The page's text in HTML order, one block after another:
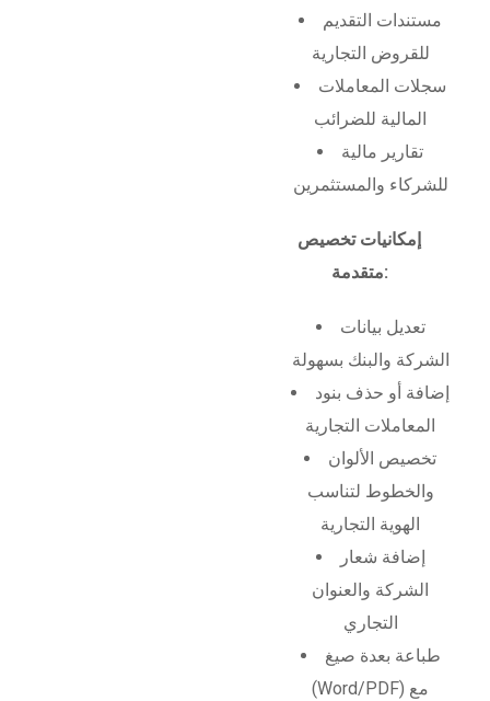
مستندات التقديم
للقروض التجارية
سجلات المعاملات
المالية للضرائب
تقارير مالية
للشركاء والمستثمرين
إمكانيات تخصيص
متقدمة:
تعديل بيانات
الشركة والبنك بسهولة
إضافة أو حذف بنود
المعاملات التجارية
تخصيص الألوان
والخطوط لتناسب
الهوية التجارية
إضافة شعار
الشركة والعنوان
التجاري
طباعة بعدة صيغ
(Word/PDF) مع